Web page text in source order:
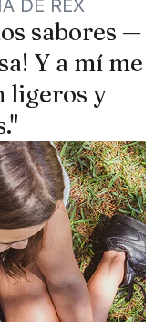
DE REX
sabores —
Y a mí me
ligeros y